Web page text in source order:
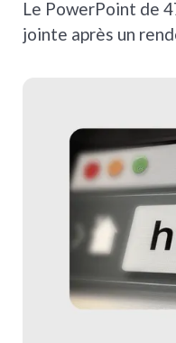
NOUVEAUX
Le PowerPoint de
jointe après un